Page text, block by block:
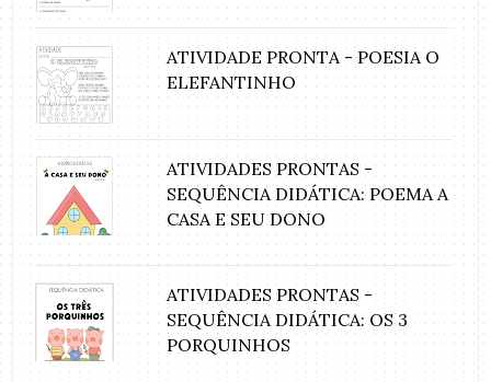
ATIVIDADE PRONTA - POESIA O
ELEFANTINHO
ATIVIDADES PRONTAS -
SEQUÊNCIA DIDÁTICA: POEMA A
CASA E SEU DONO
ATIVIDADES PRONTAS -
SEQUÊNCIA DIDÁTICA: OS 3
PORQUINHOS